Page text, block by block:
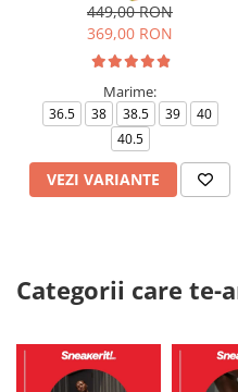
449,00 RON
369,00 RON
Marime:
36.5 38 38.5 39
40
40.5
VEZI VARIANTE
Categorii care te-